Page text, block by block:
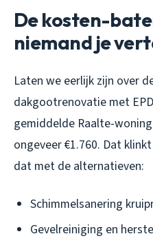
De kosten-
niemand je
Laten we eerlijk zijn over
dakgootrenovatie met
gemiddelde Raalte-
ongeveer €1.760. Dat
dat met de alternatieven:
Schimmelsanering
Gevelreiniging en